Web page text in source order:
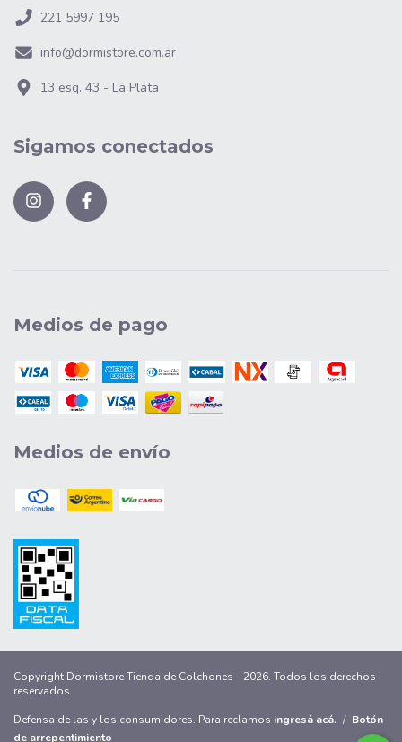
221 5997 195
info@dormistore.com.ar
13 esq. 43 - La Plata
Sigamos conectados
Medios de pago
Medios de envío
Copyright Dormistore Tienda de Colchones - 2026. Todos los derechos
reservados.
Defensa de las y los consumidores. Para reclamos ingresá acá. / Botón
de arrepentimiento